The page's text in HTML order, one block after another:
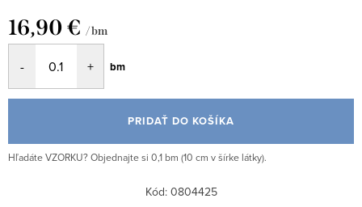
16,90 € / bm
cena:
bm
PRIDAŤ DO KOŠÍKA
Hľadáte VZORKU? Objednajte si 0,1 bm (10 cm v šírke látky).
Kód: 0804425